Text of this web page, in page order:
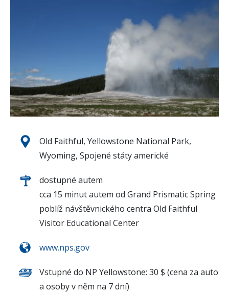
Old Faithful, Yellowstone National Park,
Wyoming, Spojené státy americké
dostupné autem
cca 15 minut autem od Grand Prismatic Spring
poblíž návštěvnického centra Old Faithful
Visitor Educational Center
www.nps.gov
Vstupné do NP Yellowstone: 30 $ (cena za auto
a osoby v něm na 7 dní)